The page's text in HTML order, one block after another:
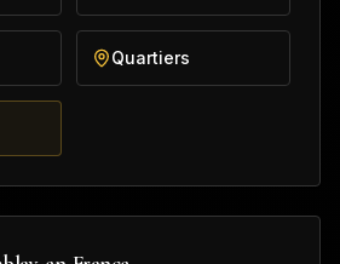
Quartiers